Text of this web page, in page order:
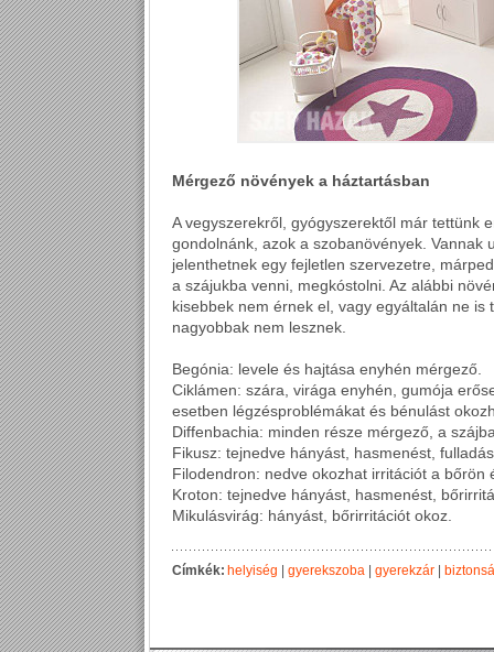
Mérgező növények a háztartásban
A vegyszerekről, gyógyszerektől már tettünk
gondolnánk, azok a szobanövények. Vannak
jelenthetnek egy fejletlen szervezetre,
a szájukba venni, megkóstolni. Az alábbi
kisebbek nem érnek el, vagy egyáltalán ne
nagyobbak nem lesznek.
Begónia: levele és hajtása enyhén mérgező.
Ciklámen: szára, virága enyhén, gumója
esetben légzésproblémákat és bénulást
Diffenbachia: minden része mérgező, a
Fikusz: tejnedve hányást, hasmenést,
Filodendron: nedve okozhat irritációt a bőrön
Kroton: tejnedve hányást, hasmenést,
Mikulásvirág: hányást, bőrirritációt okoz.
Címkék: helyiség gyerekszoba gyerekzár